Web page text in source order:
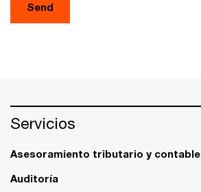
Send
Servicios
Asesoramiento tributario y contable
Auditoría